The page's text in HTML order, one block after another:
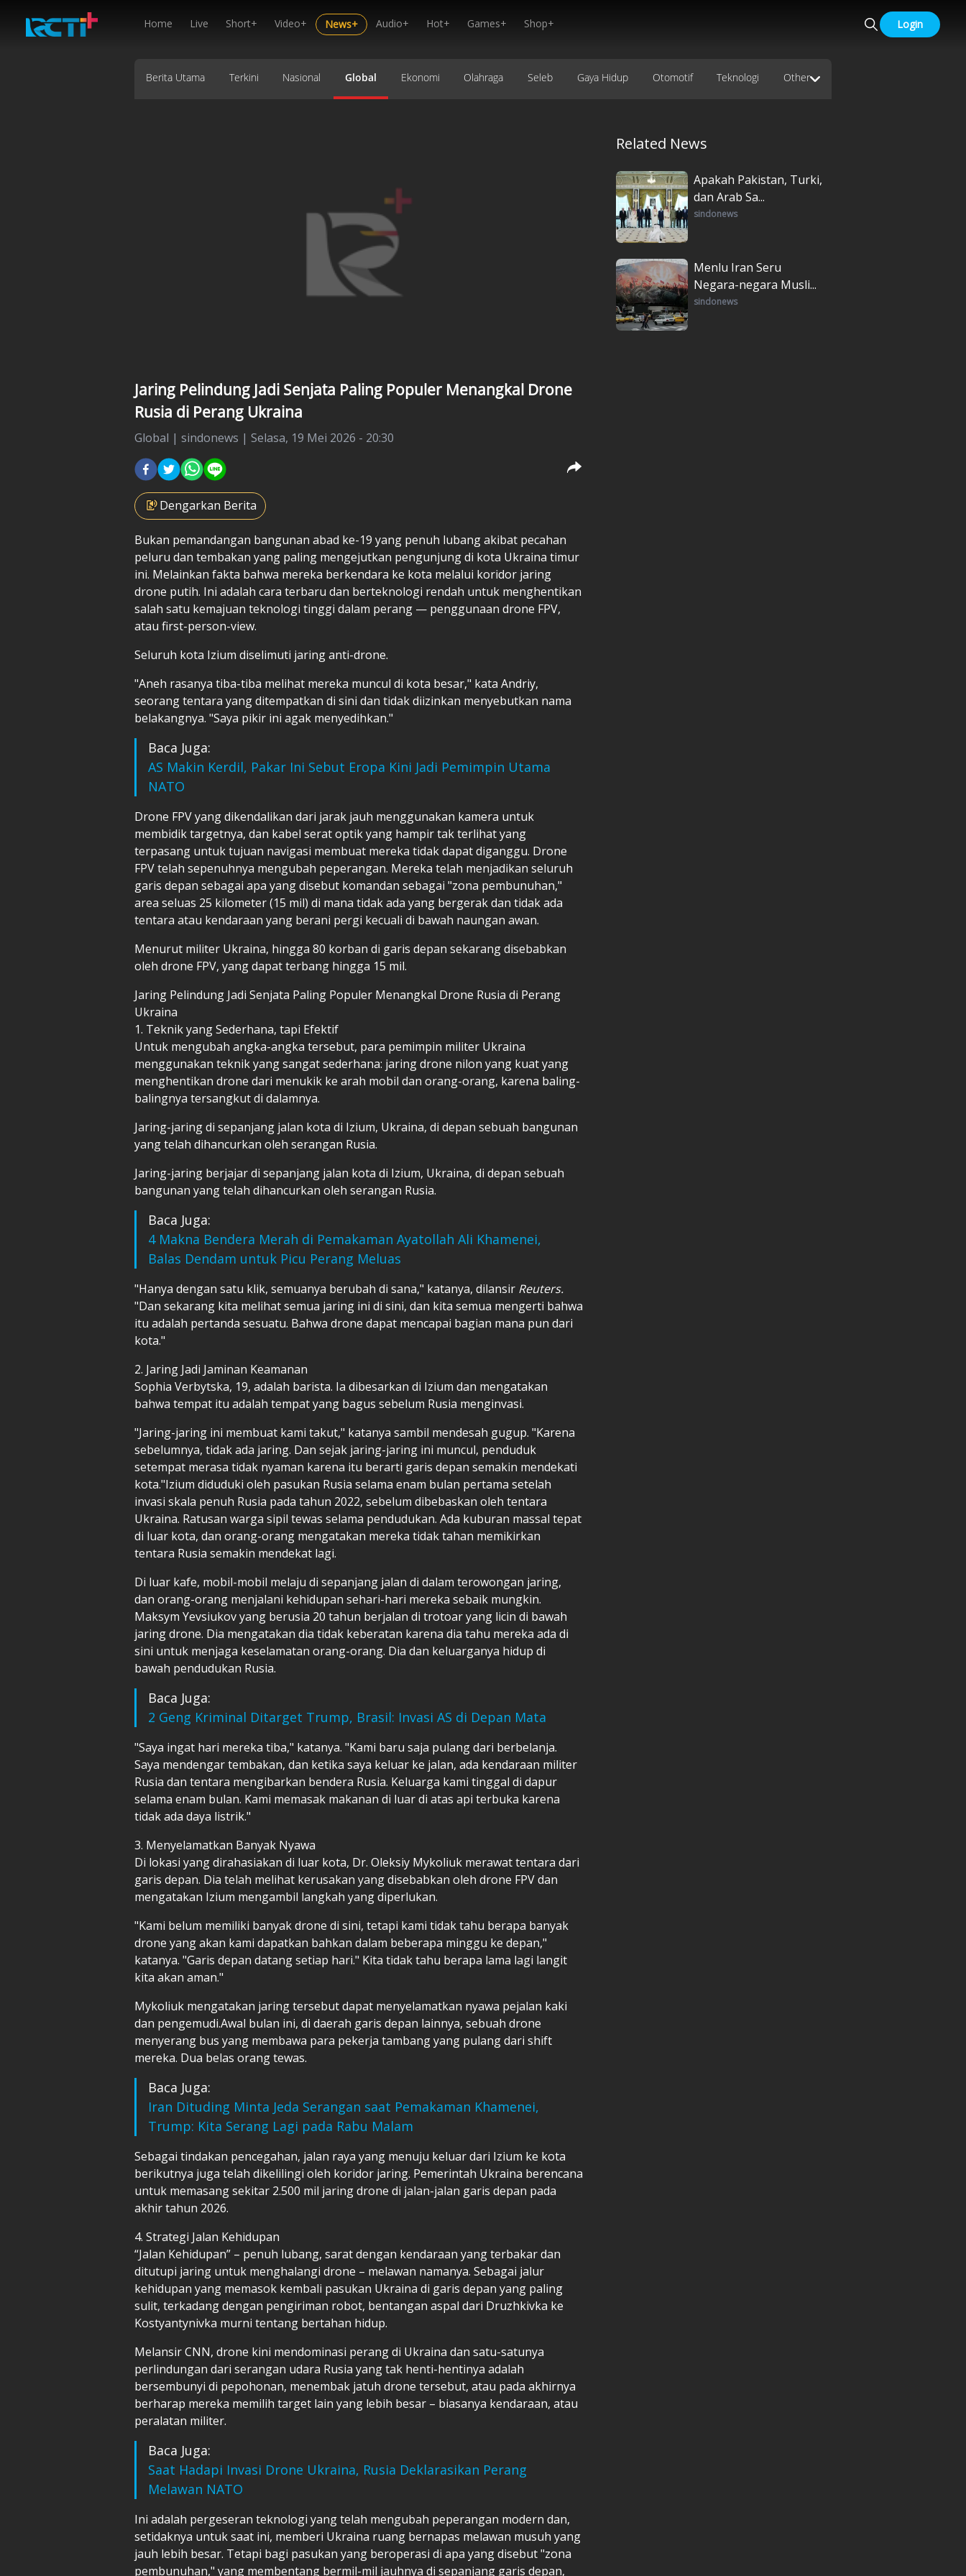
Home Live Short+ Video+ News+ Audio+ Hot+ Games+ Shop+ Login
Berita Utama Terkini Nasional Global Ekonomi Olahraga Seleb Gaya Hidup Otomotif Teknologi Other
Jaring Pelindung Jadi Senjata Paling Populer Menangkal Drone
Rusia di Perang Ukraina
Global | sindonews | Selasa, 19 Mei 2026 - 20:30
Dengarkan Berita
Bukan pemandangan bangunan abad ke-19 yang penuh lubang akibat pecahan
peluru dan tembakan yang paling mengejutkan pengunjung di kota Ukraina timur
ini. Melainkan fakta bahwa mereka berkendara ke kota melalui koridor jaring
drone putih. Ini adalah cara terbaru dan berteknologi rendah untuk menghentikan
salah satu kemajuan teknologi tinggi dalam perang — penggunaan drone FPV,
atau first-person-view.
Seluruh kota Izium diselimuti jaring anti-drone.
"Aneh rasanya tiba-tiba melihat mereka muncul di kota besar," kata Andriy,
seorang tentara yang ditempatkan di sini dan tidak diizinkan menyebutkan nama
belakangnya. "Saya pikir ini agak menyedihkan."
Baca Juga:
AS Makin Kerdil, Pakar Ini Sebut Eropa Kini Jadi Pemimpin Utama
NATO
Drone FPV yang dikendalikan dari jarak jauh menggunakan kamera untuk
membidik targetnya, dan kabel serat optik yang hampir tak terlihat yang
terpasang untuk tujuan navigasi membuat mereka tidak dapat diganggu. Drone
FPV telah sepenuhnya mengubah peperangan. Mereka telah menjadikan seluruh
garis depan sebagai apa yang disebut komandan sebagai "zona pembunuhan,"
area seluas 25 kilometer (15 mil) di mana tidak ada yang bergerak dan tidak ada
tentara atau kendaraan yang berani pergi kecuali di bawah naungan awan.
Menurut militer Ukraina, hingga 80 korban di garis depan sekarang disebabkan
oleh drone FPV, yang dapat terbang hingga 15 mil.
Jaring Pelindung Jadi Senjata Paling Populer Menangkal Drone Rusia di Perang
Ukraina
1. Teknik yang Sederhana, tapi Efektif
Untuk mengubah angka-angka tersebut, para pemimpin militer Ukraina
menggunakan teknik yang sangat sederhana: jaring drone nilon yang kuat yang
menghentikan drone dari menukik ke arah mobil dan orang-orang, karena baling-
balingnya tersangkut di dalamnya.
Jaring-jaring di sepanjang jalan kota di Izium, Ukraina, di depan sebuah bangunan
yang telah dihancurkan oleh serangan Rusia.
Jaring-jaring berjajar di sepanjang jalan kota di Izium, Ukraina, di depan sebuah
bangunan yang telah dihancurkan oleh serangan Rusia.
Baca Juga:
4 Makna Bendera Merah di Pemakaman Ayatollah Ali Khamenei,
Balas Dendam untuk Picu Perang Meluas
"Hanya dengan satu klik, semuanya berubah di sana," katanya, dilansir Reuters.
"Dan sekarang kita melihat semua jaring ini di sini, dan kita semua mengerti bahwa
itu adalah pertanda sesuatu. Bahwa drone dapat mencapai bagian mana pun dari
kota."
2. Jaring Jadi Jaminan Keamanan
Sophia Verbytska, 19, adalah barista. Ia dibesarkan di Izium dan mengatakan
bahwa tempat itu adalah tempat yang bagus sebelum Rusia menginvasi.
"Jaring-jaring ini membuat kami takut," katanya sambil mendesah gugup. "Karena
sebelumnya, tidak ada jaring. Dan sejak jaring-jaring ini muncul, penduduk
setempat merasa tidak nyaman karena itu berarti garis depan semakin mendekati
kota."Izium diduduki oleh pasukan Rusia selama enam bulan pertama setelah
invasi skala penuh Rusia pada tahun 2022, sebelum dibebaskan oleh tentara
Ukraina. Ratusan warga sipil tewas selama pendudukan. Ada kuburan massal tepat
di luar kota, dan orang-orang mengatakan mereka tidak tahan memikirkan
tentara Rusia semakin mendekat lagi.
Di luar kafe, mobil-mobil melaju di sepanjang jalan di dalam terowongan jaring,
dan orang-orang menjalani kehidupan sehari-hari mereka sebaik mungkin.
Maksym Yevsiukov yang berusia 20 tahun berjalan di trotoar yang licin di bawah
jaring drone. Dia mengatakan dia tidak keberatan karena dia tahu mereka ada di
sini untuk menjaga keselamatan orang-orang. Dia dan keluarganya hidup di
bawah pendudukan Rusia.
Baca Juga:
2 Geng Kriminal Ditarget Trump, Brasil: Invasi AS di Depan Mata
"Saya ingat hari mereka tiba," katanya. "Kami baru saja pulang dari berbelanja.
Saya mendengar tembakan, dan ketika saya keluar ke jalan, ada kendaraan militer
Rusia dan tentara mengibarkan bendera Rusia. Keluarga kami tinggal di dapur
selama enam bulan. Kami memasak makanan di luar di atas api terbuka karena
tidak ada daya listrik."
3. Menyelamatkan Banyak Nyawa
Di lokasi yang dirahasiakan di luar kota, Dr. Oleksiy Mykoliuk merawat tentara dari
garis depan. Dia telah melihat kerusakan yang disebabkan oleh drone FPV dan
mengatakan Izium mengambil langkah yang diperlukan.
"Kami belum memiliki banyak drone di sini, tetapi kami tidak tahu berapa banyak
drone yang akan kami dapatkan bahkan dalam beberapa minggu ke depan,"
katanya. "Garis depan datang setiap hari." Kita tidak tahu berapa lama lagi langit
kita akan aman."
Mykoliuk mengatakan jaring tersebut dapat menyelamatkan nyawa pejalan kaki
dan pengemudi.Awal bulan ini, di daerah garis depan lainnya, sebuah drone
menyerang bus yang membawa para pekerja tambang yang pulang dari shift
mereka. Dua belas orang tewas.
Baca Juga:
Iran Dituding Minta Jeda Serangan saat Pemakaman Khamenei,
Trump: Kita Serang Lagi pada Rabu Malam
Sebagai tindakan pencegahan, jalan raya yang menuju keluar dari Izium ke kota
berikutnya juga telah dikelilingi oleh koridor jaring. Pemerintah Ukraina berencana
untuk memasang sekitar 2.500 mil jaring drone di jalan-jalan garis depan pada
akhir tahun 2026.
4. Strategi Jalan Kehidupan
“Jalan Kehidupan” – penuh lubang, sarat dengan kendaraan yang terbakar dan
ditutupi jaring untuk menghalangi drone – melawan namanya. Sebagai jalur
kehidupan yang memasok kembali pasukan Ukraina di garis depan yang paling
sulit, terkadang dengan pengiriman robot, bentangan aspal dari Druzhkivka ke
Kostyantynivka murni tentang bertahan hidup.
Melansir CNN, drone kini mendominasi perang di Ukraina dan satu-satunya
perlindungan dari serangan udara Rusia yang tak henti-hentinya adalah
bersembunyi di pepohonan, menembak jatuh drone tersebut, atau pada akhirnya
berharap mereka memilih target lain yang lebih besar – biasanya kendaraan, atau
peralatan militer.
Baca Juga:
Saat Hadapi Invasi Drone Ukraina, Rusia Deklarasikan Perang
Melawan NATO
Ini adalah pergeseran teknologi yang telah mengubah peperangan modern dan,
setidaknya untuk saat ini, memberi Ukraina ruang bernapas melawan musuh yang
jauh lebih besar. Tetapi bagi pasukan yang beroperasi di apa yang disebut "zona
pembunuhan," yang membentang bermil-mil jauhnya di sepanjang garis depan,
Related News
Apakah Pakistan, Turki,
dan Arab Sa...
sindonews
Menlu Iran Seru
Negara-negara Musli...
sindonews